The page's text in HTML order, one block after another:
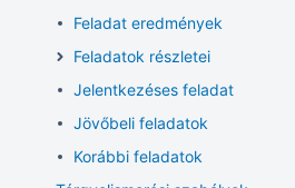
Feladat eredmények
Feladatok részletei
Jelentkezéses feladat
Jövőbeli feladatok
Korábbi feladatok